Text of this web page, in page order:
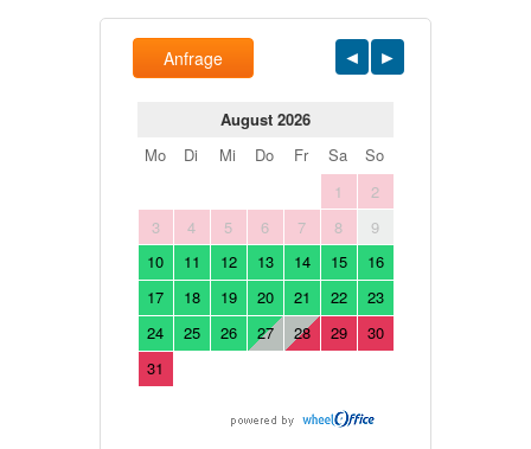
Anfrage
August 2026
Mo
Di Mi Do Fr Sa
So
1
2
3
4 5 6 7 8
9
10
11 12 13 14 15
16
17
18 19 20 21 22
23
24
25 26 27 28 29
30
31